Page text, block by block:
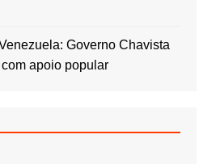
Governo Chavista
apoio popular